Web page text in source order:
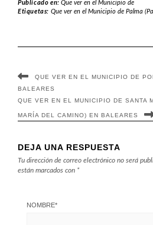
Publicado en:Que ver en el Municipio de
Etiquetas: Que ver en el Municipio de Palma
QUE VER EN EL MUNICIPIO DE
BALEARES
QUE VER EN EL MUNICIPIO DE SANTA
MARÍA DEL CAMINO) EN BALEARES
DEJA UNA RESPUESTA
Tu dirección de correo electrónico no será
están marcados con *
NOMBRE*